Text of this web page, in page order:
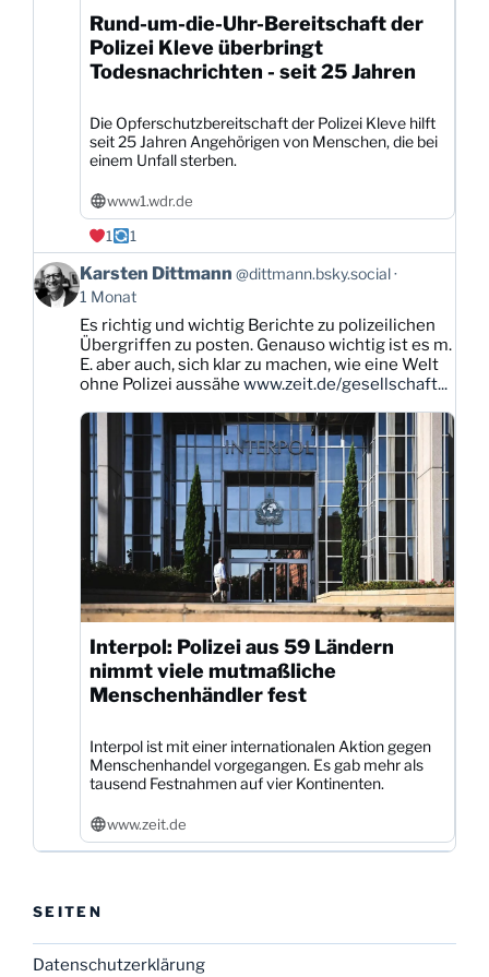
Rund-um-die-Uhr-Bereitschaft der
Polizei Kleve überbringt
Todesnachrichten - seit 25 Jahren
Die Opferschutzbereitschaft der Polizei Kleve hilft
seit 25 Jahren Angehörigen von Menschen, die bei
einem Unfall sterben.
www1.wdr.de
1
1
Beitrag
von
Karsten
Dittmann
Bluesky
ansehen
Karsten Dittmann @dittmann.bsky.social
1 Monat
Es richtig und wichtig Berichte zu polizeilichen
Übergriffen zu posten. Genauso wichtig ist es m.
E. aber auch, sich klar zu machen, wie eine Welt
ohne Polizei aussähe www.zeit.de/gesellschaft...
Interpol: Polizei aus 59 Ländern
nimmt viele mutmaßliche
Menschenhändler fest
Interpol ist mit einer internationalen Aktion gegen
Menschenhandel vorgegangen. Es gab mehr als
tausend Festnahmen auf vier Kontinenten.
www.zeit.de
SEITEN
Datenschutzerklärung